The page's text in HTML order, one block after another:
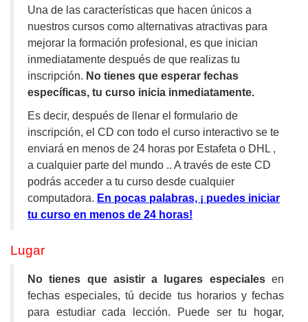
Una de las características que hacen únicos a
nuestros cursos como alternativas atractivas para
mejorar la formación profesional, es que inician
inmediatamente después de que realizas tu
inscripción. No tienes que esperar fechas
específicas, tu curso inicia inmediatamente.
Es decir, después de llenar el formulario de
inscripción, el CD con todo el curso interactivo se te
enviará en menos de 24 horas por Estafeta o DHL ,
a cualquier parte del mundo .. A través de este CD
podrás acceder a tu curso desde cualquier
computadora. En pocas palabras, ¡ puedes iniciar
tu curso en menos de 24 horas!
Lugar
No tienes que asistir a lugares especialesen
fechas especiales, tú decide tus horarios y fechas
para estudiar cada lección. Puede ser tu hogar,